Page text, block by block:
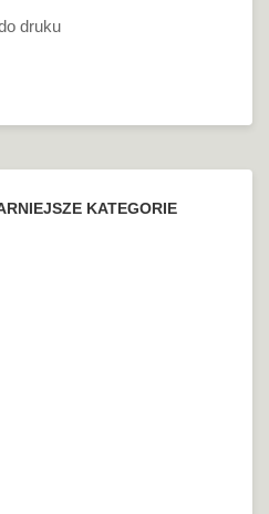
druku
KATEGORIE